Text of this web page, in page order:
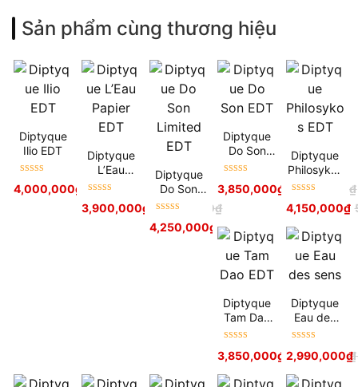
Sản phẩm cùng thương hiệu
Diptyque
Ilio EDT
hạng5sao 5,900,000
4,000,000₫
Diptyque
L’Eau
Papier EDT
hạng5sao 5,000,000₫
3,900,000₫
Diptyque
Do Son
Limited
hạng5sao 5,800,000 ₫
4,250,000₫
Diptyque
Do Son
EDT
hạng5sao 4,900,000₫
3,850,000₫
Diptyque
Philosykos
EDT
hạng5sao
4,150,000₫
Diptyque
Tam Dao
EDT
hạng5sao 4,800,000₫
3,850,000₫
Diptyque
Eau des
sens
hạng5sao
2,990,000₫